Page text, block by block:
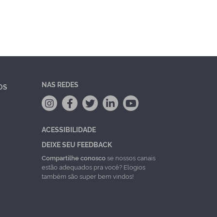
NAS REDES
ACESSIBILIDADE
DEIXE SEU FEEDBACK
Compartilhe conoscose nossos canais
estão adequados pra você? Elogios
também são super bem vindos!